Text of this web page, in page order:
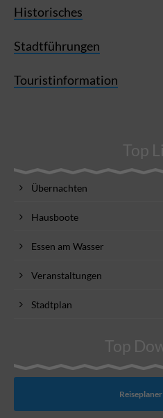
Historisches
Stadtführungen
Touristinformation
Top
Übernachten
Hausboote
Essen am Wasser
Veranstaltungen
Stadtplan
Top